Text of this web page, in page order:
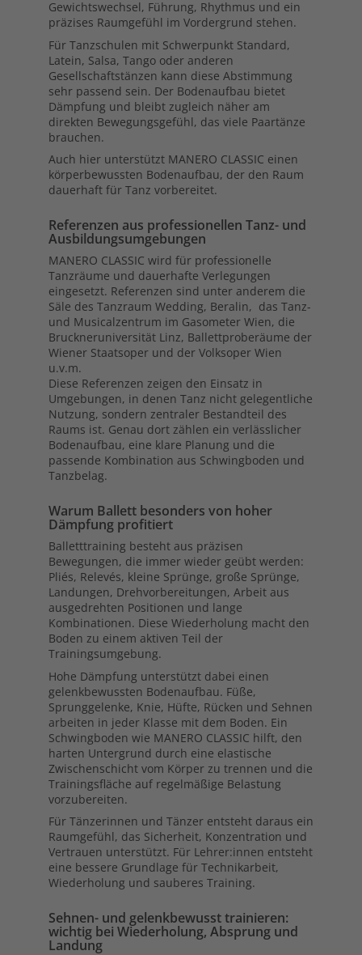
Gewichtswechsel, Führung, Rhythmus und ein
präzises Raumgefühl im Vordergrund stehen.
Für Tanzschulen mit Schwerpunkt Standard,
Latein, Salsa, Tango oder anderen
Gesellschaftstänzen kann diese Abstimmung
sehr passend sein. Der Bodenaufbau bietet
Dämpfung und bleibt zugleich näher am
direkten Bewegungsgefühl, das viele Paartänze
brauchen.
Auch hier unterstützt MANERO CLASSIC einen
körperbewussten Bodenaufbau, der den Raum
dauerhaft für Tanz vorbereitet.
Referenzen aus professionellen Tanz- und
Ausbildungsumgebungen
MANERO CLASSIC wird für professionelle
Tanzräume und dauerhafte Verlegungen
eingesetzt. Referenzen sind unter anderem die
Säle des Tanzraum Wedding, Beralin, das Tanz-
und Musicalzentrum im Gasometer Wien, die
Bruckneruniversität Linz, Ballettproberäume der
Wiener Staatsoper und der Volksoper Wien
u.v.m.
Diese Referenzen zeigen den Einsatz in
Umgebungen, in denen Tanz nicht gelegentliche
Nutzung, sondern zentraler Bestandteil des
Raums ist. Genau dort zählen ein verlässlicher
Bodenaufbau, eine klare Planung und die
passende Kombination aus Schwingboden und
Tanzbelag.
Warum Ballett besonders von hoher
Dämpfung profitiert
Balletttraining besteht aus präzisen
Bewegungen, die immer wieder geübt werden:
Pliés, Relevés, kleine Sprünge, große Sprünge,
Landungen, Drehvorbereitungen, Arbeit aus
ausgedrehten Positionen und lange
Kombinationen. Diese Wiederholung macht den
Boden zu einem aktiven Teil der
Trainingsumgebung.
Hohe Dämpfung unterstützt dabei einen
gelenkbewussten Bodenaufbau. Füße,
Sprunggelenke, Knie, Hüfte, Rücken und Sehnen
arbeiten in jeder Klasse mit dem Boden. Ein
Schwingboden wie MANERO CLASSIC hilft, den
harten Untergrund durch eine elastische
Zwischenschicht vom Körper zu trennen und die
Trainingsfläche auf regelmäßige Belastung
vorzubereiten.
Für Tänzerinnen und Tänzer entsteht daraus ein
Raumgefühl, das Sicherheit, Konzentration und
Vertrauen unterstützt. Für Lehrer:innen entsteht
eine bessere Grundlage für Technikarbeit,
Wiederholung und sauberes Training.
Sehnen- und gelenkbewusst trainieren:
wichtig bei Wiederholung, Absprung und
Landung